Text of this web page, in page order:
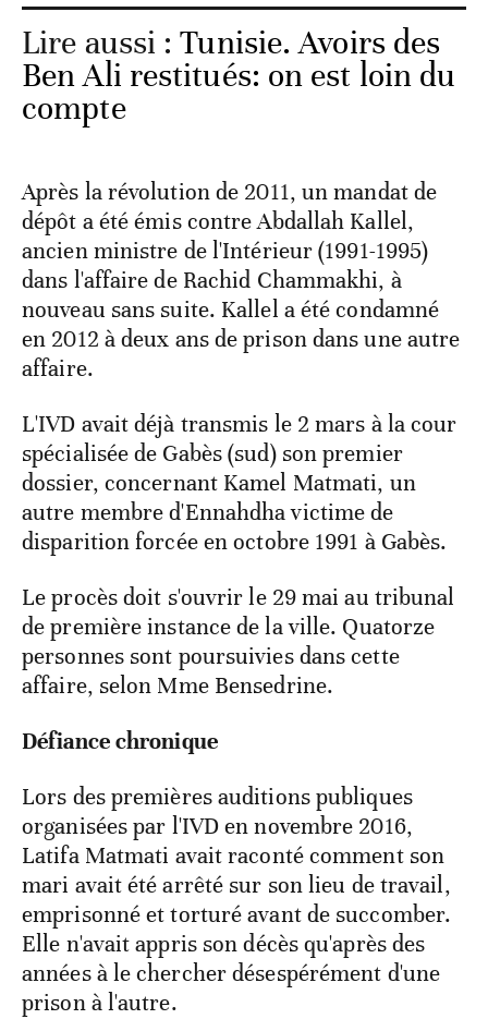
Lire aussi :Tunisie. Avoirs des
Ben Ali restitués: on est loin du
compte
Après la révolution de 2011, un mandat de
dépôt a été émis contre Abdallah Kallel,
ancien ministre de l'Intérieur (1991-1995)
dans l'affaire de Rachid Chammakhi, à
nouveau sans suite. Kallel a été condamné
en 2012 à deux ans de prison dans une autre
affaire.
L'IVD avait déjà transmis le 2 mars à la cour
spécialisée de Gabès (sud) son premier
dossier, concernant Kamel Matmati, un
autre membre d'Ennahdha victime de
disparition forcée en octobre 1991 à Gabès.
Le procès doit s'ouvrir le 29 mai au tribunal
de première instance de la ville. Quatorze
personnes sont poursuivies dans cette
affaire, selon Mme Bensedrine.
Défiance chronique
Lors des premières auditions publiques
organisées par l'IVD en novembre 2016,
Latifa Matmati avait raconté comment son
mari avait été arrêté sur son lieu de travail,
emprisonné et torturé avant de succomber.
Elle n'avait appris son décès qu'après des
années à le chercher désespérément d'une
prison à l'autre.